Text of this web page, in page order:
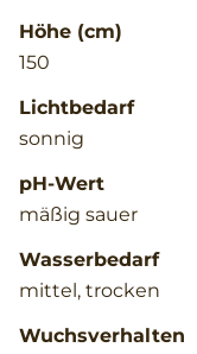
Höhe (cm)
150
Lichtbedarf
sonnig
pH-Wert
mäßig sauer
Wasserbedarf
mittel, trocken
Wuchsverhalten